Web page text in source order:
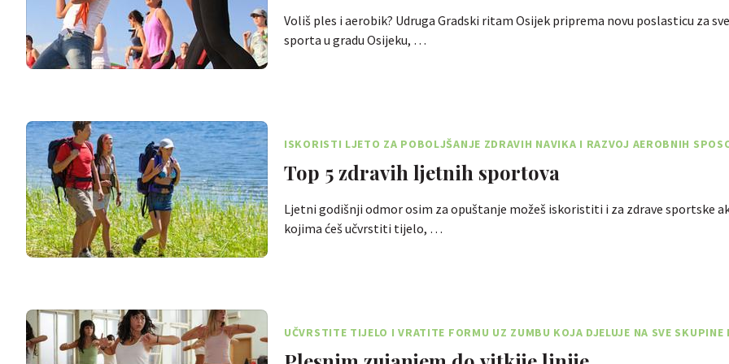
Voliš ples i aerobik? Udruga Gradski ritam Osijek priprema novu poslasticu za
sporta u gradu Osijeku, …
ISKORISTI LJETO ZA POBOLJŠANJE ZDRAVIH NAVIKA I RAZVOJ AEROBNIH
Top 5 zdravih ljetnih sportova
Ljetni godišnji odmor osim za opuštanje možeš iskoristiti i za zdrave sportske
kojima ćeš učvrstiti tijelo, …
UČVRSTITE TIJELO I VRATITE FORMU UZ ZUMBU KOJA DJELUJE NA SVE SKUPINE